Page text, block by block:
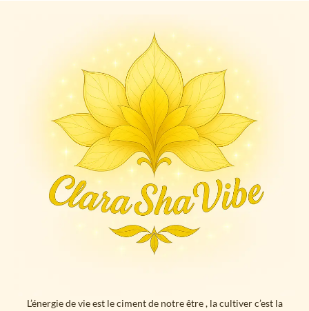
L’énergie de vie est le ciment de notre être , la cultiver c’est la